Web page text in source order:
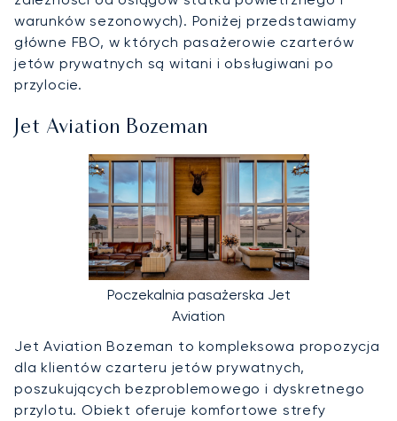
warunków sezonowych). Poniżej przedstawiamy
główne FBO, w których pasażerowie czarterów
jetów prywatnych są witani i obsługiwani po
przylocie.
Jet Aviation Bozeman
Poczekalnia pasażerska Jet
Aviation
Jet Aviation Bozeman to kompleksowa propozycja
dla klientów czarteru jetów prywatnych,
poszukujących bezproblemowego i dyskretnego
przylotu. Obiekt oferuje komfortowe strefy